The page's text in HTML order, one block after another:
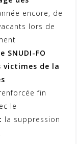
encore, de
lors de
SNUDI-FO
victimes de la
fin
le
la suppression